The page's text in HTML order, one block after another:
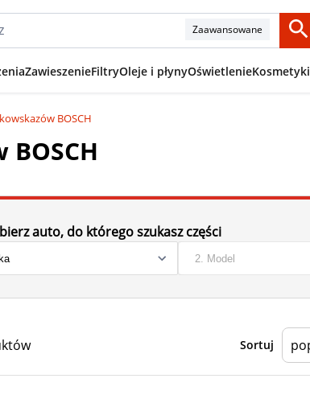
Zaawansowane
ZawieszenieFiltryOleje i płynyOświetlenieKosmetyki
BOSCH
auto, do którego szukasz części
Sortuj